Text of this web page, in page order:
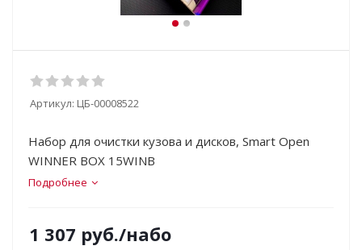
Артикул: ЦБ-00008522
Набор для очистки кузова и дисков, Smart Open
WINNER BOX 15WINB
Подробнее
1 307 руб./набо